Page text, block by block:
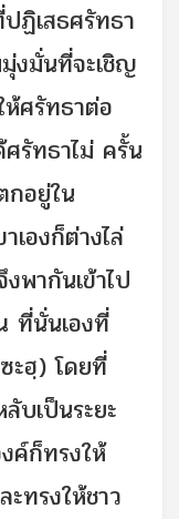
ฏิเสธศรัทธา
งมั่นที่จะเชิญ
ศรัทธาต่อ
รัทธาไม่ ครั้น
กอยู่ใน
เองก็ต่างไล่
พากันเข้าไป
ที่นั่นเองที่
ะฮฺ) โดยที่
บเป็นระยะ
ค์ก็ทรงให้
ทรงให้ชาว